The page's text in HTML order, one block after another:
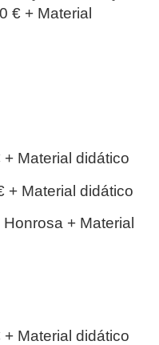
€ + Material
Material didático
+ Material didático
+ Material
Material didático